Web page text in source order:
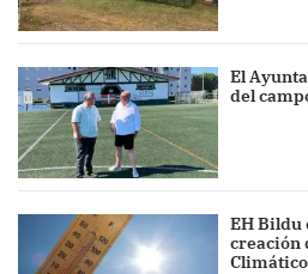
El
del
EH Bildu
creación